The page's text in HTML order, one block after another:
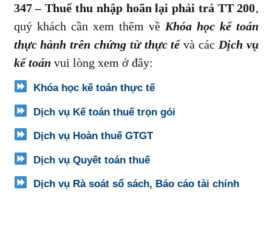
347 – Thuế thu nhập hoãn lại phải trả TT 200,
quý khách cần xem thêm về Khóa học kế toán
thực hành trên chứng từ thực tếvà các Dịch vụ
kế toán vui lòng xem ở đây:
Khóa học kế toán thực tế
Dịch vụ Kế toán thuế trọn gói
Dịch vụ Hoàn thuế GTGT
Dịch vụ Quyết toán thuế
Dịch vụ Rà soát sổ sách, Báo cáo tài chính